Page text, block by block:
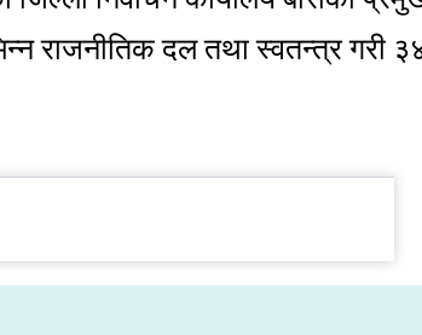
राजनीतिक दल तथा स्वतन्त्र गरी